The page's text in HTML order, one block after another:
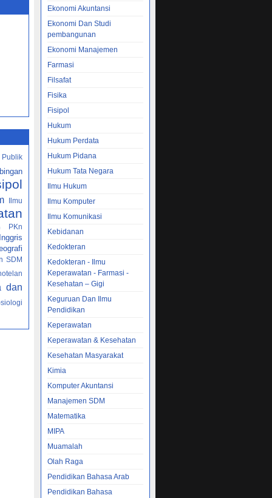
Publik
Ilmu
PKn
SDM
dan
Ekonomi Akuntansi
Ekonomi Dan Studi
pembangunan
Ekonomi Manajemen
Farmasi
Filsafat
Fisika
Fisipol
Hukum
Hukum Perdata
Hukum Pidana
Hukum Tata Negara
Ilmu Hukum
Ilmu Komputer
Ilmu Komunikasi
Kebidanan
Kedokteran
Kedokteran - Ilmu
Keperawatan - Farmasi -
Kesehatan – Gigi
Keguruan Dan Ilmu
Pendidikan
Keperawatan
Keperawatan & Kesehatan
Kesehatan Masyarakat
Kimia
Komputer Akuntansi
Manajemen SDM
Matematika
MIPA
Muamalah
Olah Raga
Pendidikan Bahasa Arab
Pendidikan Bahasa